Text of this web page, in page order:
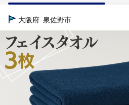
TOP
大阪府 泉佐野市